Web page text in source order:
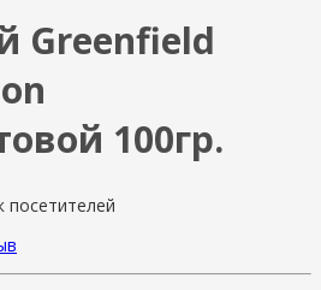
Greenfield
100гр.
посетителей